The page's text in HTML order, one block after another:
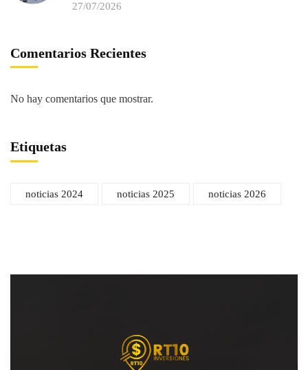
27/07/2026
Comentarios Recientes
No hay comentarios que mostrar.
Etiquetas
noticias 2024 noticias 2025 noticias 2026